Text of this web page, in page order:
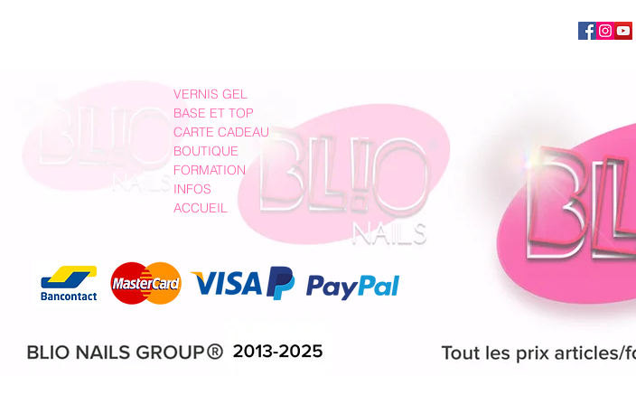
VERNIS GEL
BASE ET TOP
CARTE CADEAU
BOUTIQUE
FORMATION
INFOS
ACCUEIL